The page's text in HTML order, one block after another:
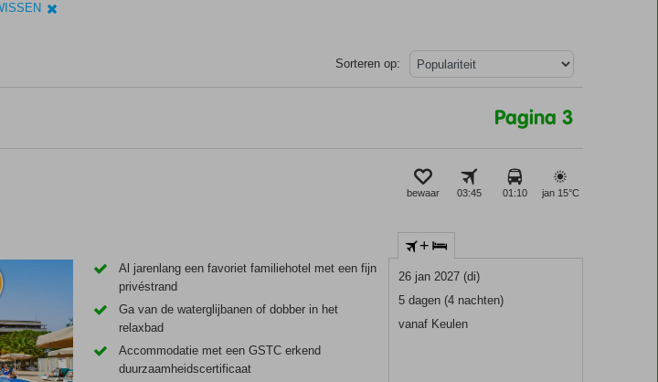
Sorteren op:
Pagina 3
bewaar 03:45 01:10 jan 15°C
Al jarenlang een favoriet familiehotel met een fijn
privéstrand
Ga van de waterglijbanen of dobber in het
relaxbad
Accommodatie met een GSTC erkend
duurzaamheidscertificaat
+
26 jan 2027 (di)
5 dagen (4 nachten)
vanaf Keulen